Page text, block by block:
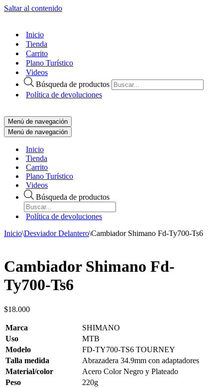
Saltar al contenido
Inicio
Tienda
Carrito
Plano Turístico
Videos
Búsqueda de productos
Política de devoluciones
Menú de navegación
Menú de navegación
Inicio
Tienda
Carrito
Plano Turístico
Videos
Búsqueda de productos
Política de devoluciones
Inicio\Desviador Delantero\Cambiador Shimano Fd-Ty700-Ts6
Cambiador Shimano Fd-
Ty700-Ts6
$18.000
Marca
SHIMANO
Uso
MTB
Modelo
FD-TY700-TS6 TOURNEY
Talla medida
Abrazadera 34.9mm con adaptadores
Material/color
Acero Color Negro y Plateado
Peso
220g